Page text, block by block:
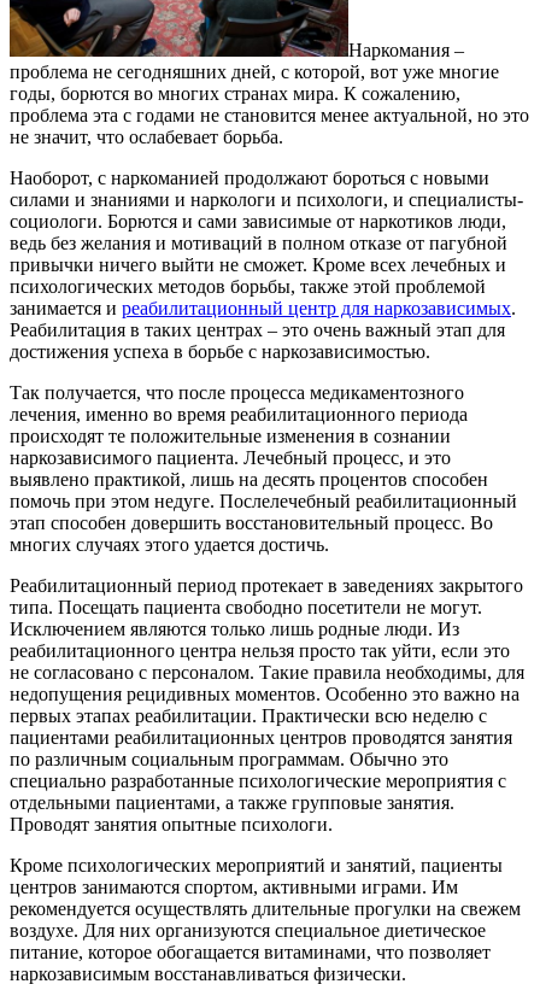
Наркомания –
проблема не сегодняшних дней, с которой, вот уже многие
годы, борются во многих странах мира. К сожалению,
проблема эта с годами не становится менее актуальной, но это
не значит, что ослабевает борьба.
Наоборот, с наркоманией продолжают бороться с новыми
силами и знаниями и наркологи и психологи, и специалисты-
социологи. Борются и сами зависимые от наркотиков люди,
ведь без желания и мотиваций в полном отказе от пагубной
привычки ничего выйти не сможет. Кроме всех лечебных и
психологических методов борьбы, также этой проблемой
занимается и реабилитационный центр для наркозависимых.
Реабилитация в таких центрах – это очень важный этап для
достижения успеха в борьбе с наркозависимостью.
Так получается, что после процесса медикаментозного
лечения, именно во время реабилитационного периода
происходят те положительные изменения в сознании
наркозависимого пациента. Лечебный процесс, и это
выявлено практикой, лишь на десять процентов способен
помочь при этом недуге. Послелечебный реабилитационный
этап способен довершить восстановительный процесс. Во
многих случаях этого удается достичь.
Реабилитационный период протекает в заведениях закрытого
типа. Посещать пациента свободно посетители не могут.
Исключением являются только лишь родные люди. Из
реабилитационного центра нельзя просто так уйти, если это
не согласовано с персоналом. Такие правила необходимы, для
недопущения рецидивных моментов. Особенно это важно на
первых этапах реабилитации. Практически всю неделю с
пациентами реабилитационных центров проводятся занятия
по различным социальным программам. Обычно это
специально разработанные психологические мероприятия с
отдельными пациентами, а также групповые занятия.
Проводят занятия опытные психологи.
Кроме психологических мероприятий и занятий, пациенты
центров занимаются спортом, активными играми. Им
рекомендуется осуществлять длительные прогулки на свежем
воздухе. Для них организуются специальное диетическое
питание, которое обогащается витаминами, что позволяет
наркозависимым восстанавливаться физически.